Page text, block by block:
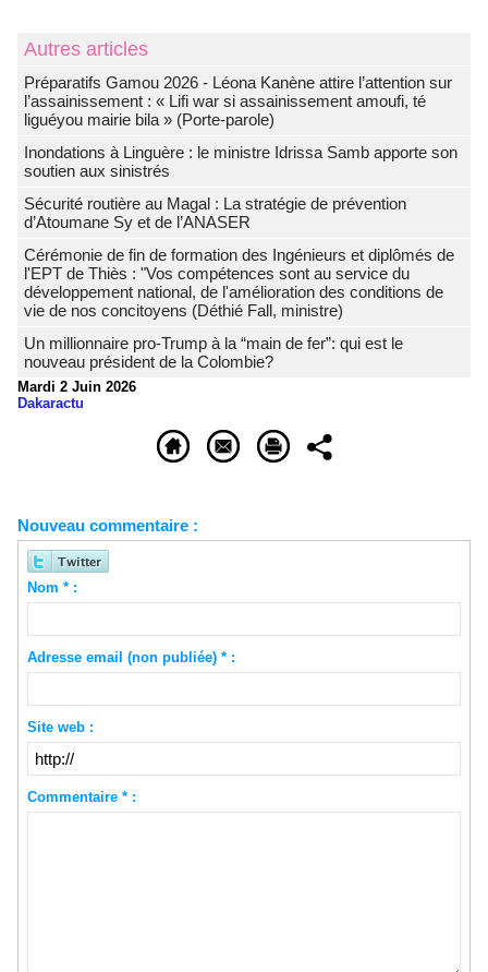
Autres articles
Préparatifs Gamou 2026 - Léona Kanène attire l’attention sur
l’assainissement : « Lifi war si assainissement amoufi, té
liguéyou mairie bila » (Porte-parole)
Inondations à Linguère : le ministre Idrissa Samb apporte son
soutien aux sinistrés
Sécurité routière au Magal : La stratégie de prévention
d’Atoumane Sy et de l’ANASER
Cérémonie de fin de formation des Ingénieurs et diplômés de
l'EPT de Thiès : "Vos compétences sont au service du
développement national, de l'amélioration des conditions de
vie de nos concitoyens (Déthié Fall, ministre)
Un millionnaire pro-Trump à la “main de fer”: qui est le
nouveau président de la Colombie?
Mardi 2 Juin 2026
Dakaractu
Nouveau commentaire :
Nom * :
Adresse email (non publiée) * :
Site web :
Commentaire * :